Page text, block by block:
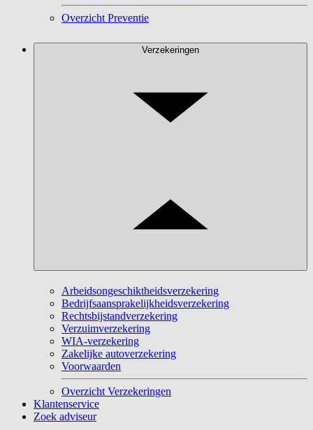
Overzicht Preventie
Verzekeringen
Arbeidsongeschiktheidsverzekering
Bedrijfsaansprakelijkheidsverzekering
Rechtsbijstandverzekering
Verzuimverzekering
WIA-verzekering
Zakelijke autoverzekering
Voorwaarden
Overzicht Verzekeringen
Klantenservice
Zoek adviseur